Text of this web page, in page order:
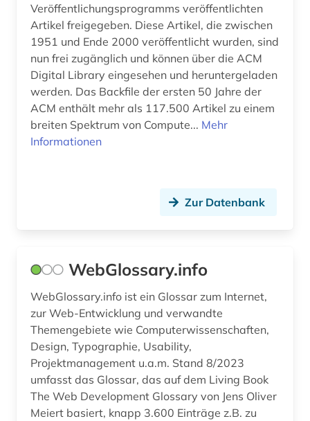
Veröffentlichungsprogramms veröffentlichten
Artikel freigegeben. Diese Artikel, die zwischen
1951 und Ende 2000 veröffentlicht wurden, sind
nun frei zugänglich und können über die ACM
Digital Library eingesehen und heruntergeladen
werden. Das Backfile der ersten 50 Jahre der
ACM enthält mehr als 117.500 Artikel zu einem
breiten Spektrum von Compute... Mehr
Informationen
Zur Datenbank
WebGlossary.info
WebGlossary.info ist ein Glossar zum Internet,
zur Web-Entwicklung und verwandte
Themengebiete wie Computerwissenschaften,
Design, Typographie, Usability,
Projektmanagement u.a.m. Stand 8/2023
umfasst das Glossar, das auf dem Living Book
The Web Development Glossary von Jens Oliver
Meiert basiert, knapp 3.600 Einträge z.B. zu